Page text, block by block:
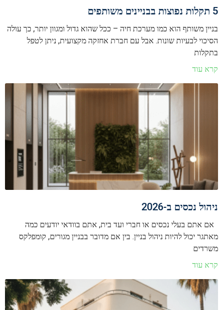
5 תקלות נפוצות בבניינים משותפים
בניין משותף הוא כמו מערכת חיה – ככל שהוא גדול ומגוון יותר, כך עולה
הסיכוי לבעיות שונות. אבל עם חברת אחזקה מקצועית, ניתן לטפל
בתקלות
קרא עוד
ניהול נכסים ב-2026
אם אתם בעלי נכסים או חברי ועד בית, אתם בוודאי יודעים כמה
מאתגר יכול להיות ניהול בניין. בין אם מדובר בבניין מגורים, קומפלקס
משרדים
קרא עוד